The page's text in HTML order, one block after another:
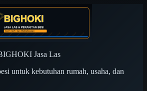
Jasa Las
untuk kebutuhan rumah, usaha, dan